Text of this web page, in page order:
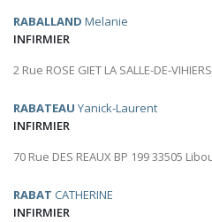
RABALLAND Melanie
INFIRMIER
2 Rue ROSE GIET LA SALLE-DE-
RABATEAU Yanick-Laurent
INFIRMIER
70 Rue DES REAUX BP 199 33505
RABAT CATHERINE
INFIRMIER